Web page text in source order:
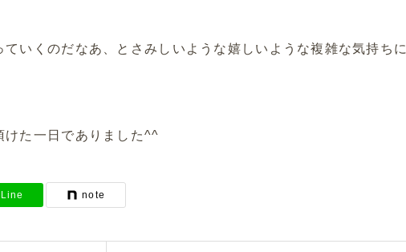
いくのだなあ、とさみしいような嬉しいような複雑な気持ちに
けた一日でありました^^
Line note